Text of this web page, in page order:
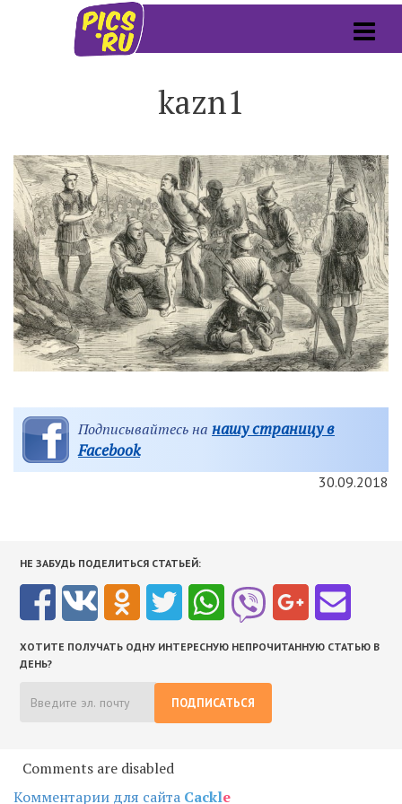
kazn1
Подписывайтесь на нашу страницу в
Facebook
30.09.2018
НЕ ЗАБУДЬ ПОДЕЛИТЬСЯ СТАТЬЕЙ:
ХОТИТЕ ПОЛУЧАТЬ ОДНУ ИНТЕРЕСНУЮ НЕПРОЧИТАННУЮ СТАТЬЮ В
ДЕНЬ?
ПОДПИСАТЬСЯ
Comments are disabled
Комментарии для сайта Cackle